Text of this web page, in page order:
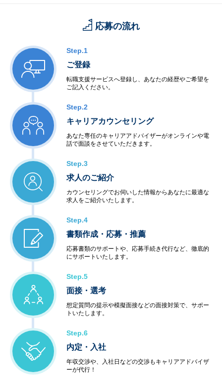
応募の流れ
Step.1
ご登録
転職支援サービスへ登録し、あなたの経歴やご希望を
ご記入ください。
Step.2
キャリアカウンセリング
あなた専任のキャリアアドバイザーがオンラインや電
話で面談をさせていただきます。
Step.3
求人のご紹介
カウンセリングでお伺いした情報からあなたに最適な
求人をご紹介いたします。
Step.4
書類作成・応募・推薦
応募書類のサポートや、応募手続き代行など、徹底的
にサポートいたします。
Step.5
面接・選考
想定質問の提示や模擬面接などの面接対策で、サポー
トいたします。
Step.6
内定・入社
年収交渉や、入社日などの交渉もキャリアアドバイザ
ーが代行！